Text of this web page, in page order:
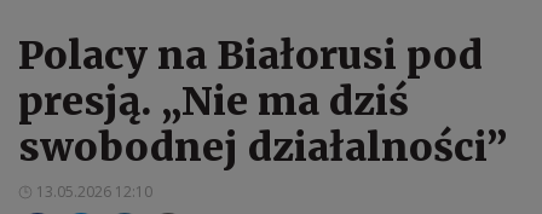
Polacy na Białorusi pod
presją. „Nie ma dziś
swobodnej działalności”
13.05.2026 12:10